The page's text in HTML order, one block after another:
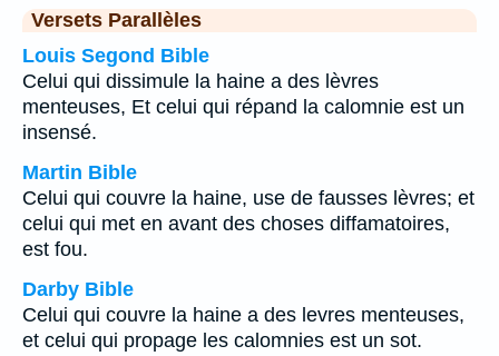
Versets Parallèles
Louis Segond Bible
Celui qui dissimule la haine a des lèvres
menteuses, Et celui qui répand la calomnie est un
insensé.
Martin Bible
Celui qui couvre la haine, use de fausses lèvres; et
celui qui met en avant des choses diffamatoires,
est fou.
Darby Bible
Celui qui couvre la haine a des levres menteuses,
et celui qui propage les calomnies est un sot.